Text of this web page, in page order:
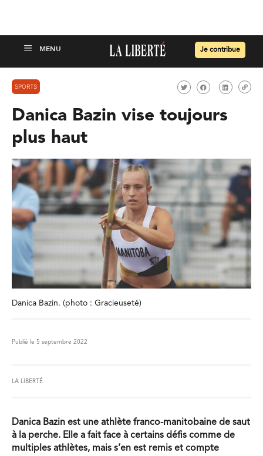
Je contribue
SPORTS
Danica Bazin vise toujours
plus haut
Danica Bazin. (photo : Gracieuseté)
Publié le 5 septembre 2022
LA LIBERTÉ
Danica Bazin est une athlète franco-manitobaine de saut
à la perche. Elle a fait face à certains défis comme de
multiples athlètes, mais s’en est remis et compte